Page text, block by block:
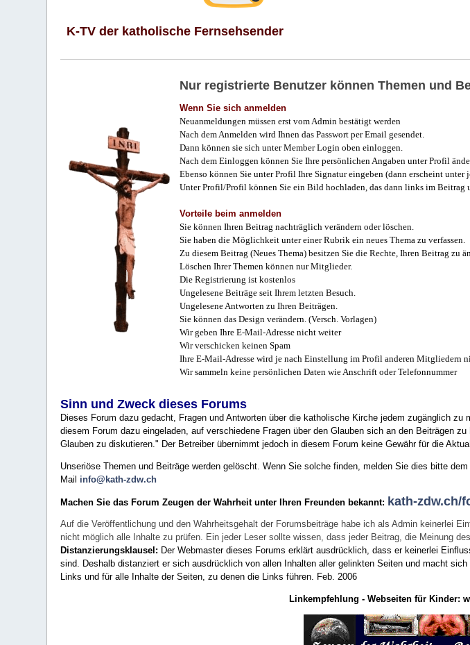
K-TV der katholische Fernsehsender
Nur registrierte Benutzer können Themen und
Wenn Sie sich anmelden
Neuanmeldungen müssen erst vom Admin bestätigt werden
Nach dem Anmelden wird Ihnen das Passwort per Email gesendet.
Dann können sie sich unter Member Login oben einloggen.
Nach dem Einloggen können Sie Ihre persönlichen Angaben unter Profil
Ebenso können Sie unter Profil Ihre Signatur eingeben (dann erscheint unter
Unter Profil/Profil können Sie ein Bild hochladen, das dann links im Beitrag
Vorteile beim anmelden
Sie können Ihren Beitrag nachträglich verändern oder löschen.
Sie haben die Möglichkeit unter einer Rubrik ein neues Thema zu verfassen.
Zu diesem Beitrag (Neues Thema) besitzen Sie die Rechte, Ihren Beitrag zu
Löschen Ihrer Themen können nur Mitglieder.
Die Registrierung ist kostenlos
Ungelesene Beiträge seit Ihrem letzten Besuch.
Ungelesene Antworten zu Ihren Beiträgen.
Sie können das Design verändern. (Versch. Vorlagen)
Wir geben Ihre E-Mail-Adresse nicht weiter
Wir verschicken keinen Spam
Ihre E-Mail-Adresse wird je nach Einstellung im Profil anderen Mitgliedern
Wir sammeln keine persönlichen Daten wie Anschrift oder Telefonnummer
Sinn und Zweck dieses Forums
Dieses Forum dazu gedacht, Fragen und Antworten über die katholische Kirche jedem zugänglich
diesem Forum dazu eingeladen, auf verschiedene Fragen über den Glauben sich an den Beiträgen
Glauben zu diskutieren." Der Betreiber übernimmt jedoch in diesem Forum keine Gewähr für die
Unseriöse Themen und Beiträge werden gelöscht. Wenn Sie solche finden, melden Sie dies bitte
Mail info@kath-zdw.ch
Machen Sie das Forum Zeugen der Wahrheit unter Ihren Freunden bekannt: kath-zdw.ch/
Auf die Veröffentlichung und den Wahrheitsgehalt der Forumsbeiträge habe ich als Admin keinerlei
nicht möglich alle Inhalte zu prüfen. Ein jeder Leser sollte wissen, dass jeder Beitrag, die Meinung
Distanzierungsklausel: Der Webmaster dieses Forums erklärt ausdrücklich, dass er keinerlei
sind. Deshalb distanziert er sich ausdrücklich von allen Inhalten aller gelinkten Seiten und macht
Links und für alle Inhalte der Seiten, zu denen die Links führen. Feb. 2006
Linkempfehlung - Webseiten für Kinder: